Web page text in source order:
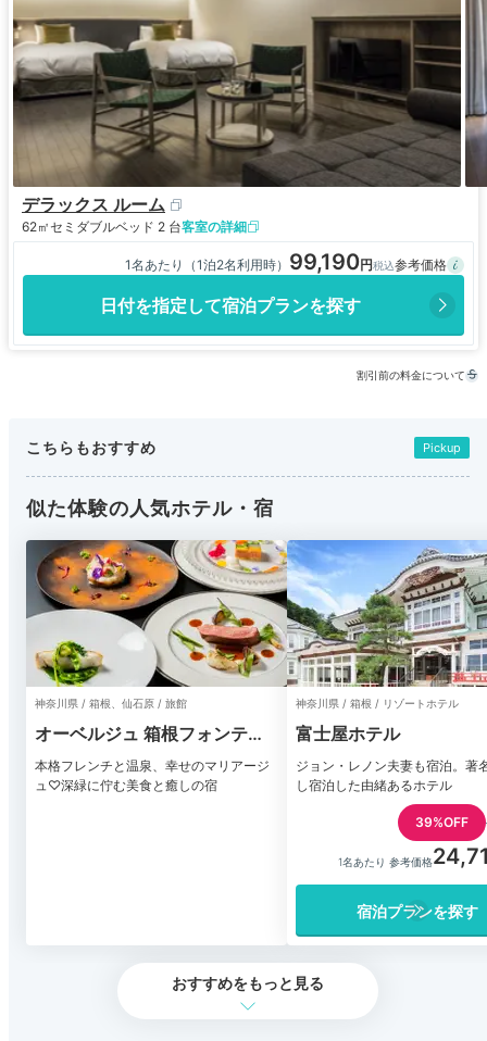
デラックス ルーム
62㎡セミダブルベッド 2 台客室の詳細
1名あたり（1泊2名利用時） 99,190
日付を指定して宿泊プランを探す
割引前の料金について
こちらもおすすめ Pickup
似た体験の人気ホテル・宿
神奈川県 / 箱根、仙石原 / 旅館
オーベルジュ 箱根フォンテー
ヌ ブロー仙石亭
本格フレンチと温泉、幸せのマリアージ
ュ♡深緑に佇む美食と癒しの宿
神奈川県 / 箱根 / リゾートホテル
富士屋ホテル
ジョン・レノン夫妻も宿泊。著
し宿泊した由緒あるホテル
39%OFF
1名あたり 参考価格
宿泊プランを探す
おすすめをもっと見る